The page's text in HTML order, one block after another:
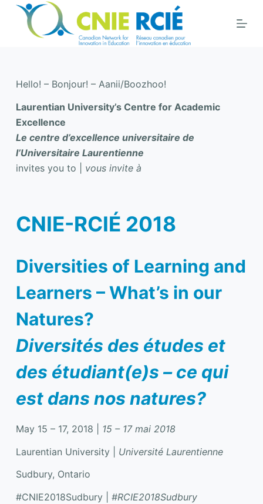
o
c
o
n
e
Hello! – Bonjour! – Aanii/Boozhoo!
Laurentian University’s Centre for Academic
Excellence
Le centre d’excellence universitaire de
l’Universitaire Laurentienne
invites you to | vous invite à
CNIE-RCIÉ 2018
Diversities of Learning and
Learners – What’s in our
Natures?
Diversités des études et
des étudiant(e)s – ce qui
est dans nos natures?
May 15 – 17, 2018 | 15 – 17 mai 2018
Laurentian University | Université Laurentienne
Sudbury, Ontario
#CNIE2018Sudbury | #RCIE2018Sudbury